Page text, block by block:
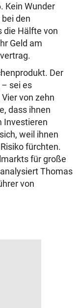
Kein Wunder
den
die Hälfte von
Geld am
Der
sei es
von zehn
dass ihnen
Investieren
weil ihnen
fürchten.
für große
Thomas
von